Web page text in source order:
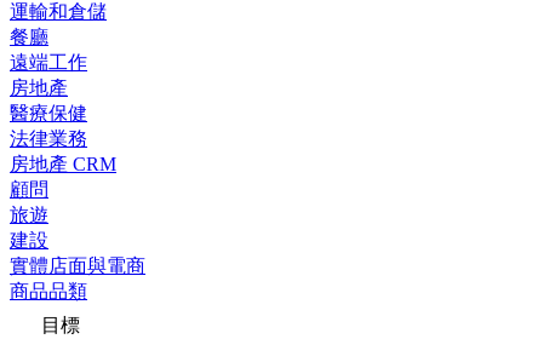
運輸和倉儲
餐廳
遠端工作
房地產
醫療保健
法律業務
房地產 CRM
顧問
旅遊
建設
實體店面與電商
商品品類
目標